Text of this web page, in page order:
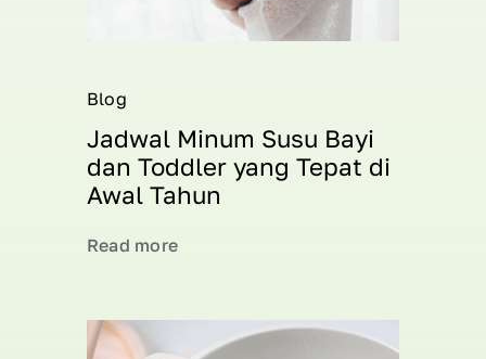
Blog
Jadwal Minum Susu Bayi
dan Toddler yang Tepat di
Awal Tahun
Read more